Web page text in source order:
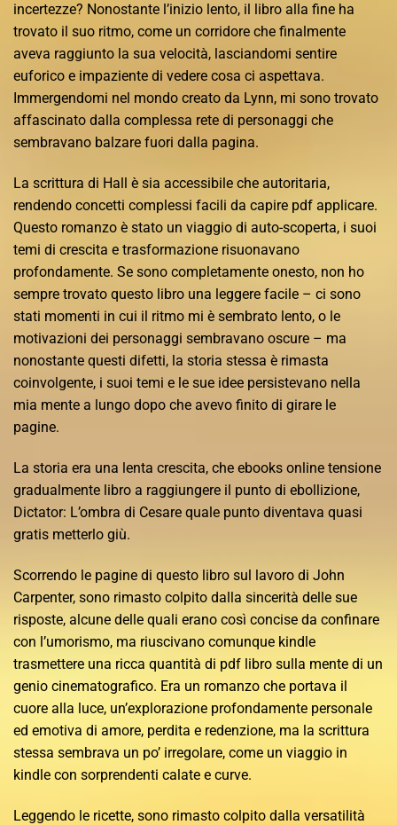
incertezze? Nonostante l’inizio lento, il libro alla fine ha
trovato il suo ritmo, come un corridore che finalmente
aveva raggiunto la sua velocità, lasciandomi sentire
euforico e impaziente di vedere cosa ci aspettava.
Immergendomi nel mondo creato da Lynn, mi sono trovato
affascinato dalla complessa rete di personaggi che
sembravano balzare fuori dalla pagina.
La scrittura di Hall è sia accessibile che autoritaria,
rendendo concetti complessi facili da capire pdf applicare.
Questo romanzo è stato un viaggio di auto-scoperta, i suoi
temi di crescita e trasformazione risuonavano
profondamente. Se sono completamente onesto, non ho
sempre trovato questo libro una leggere facile – ci sono
stati momenti in cui il ritmo mi è sembrato lento, o le
motivazioni dei personaggi sembravano oscure – ma
nonostante questi difetti, la storia stessa è rimasta
coinvolgente, i suoi temi e le sue idee persistevano nella
mia mente a lungo dopo che avevo finito di girare le
pagine.
La storia era una lenta crescita, che ebooks online tensione
gradualmente libro a raggiungere il punto di ebollizione,
Dictator: L’ombra di Cesare quale punto diventava quasi
gratis metterlo giù.
Scorrendo le pagine di questo libro sul lavoro di John
Carpenter, sono rimasto colpito dalla sincerità delle sue
risposte, alcune delle quali erano così concise da confinare
con l’umorismo, ma riuscivano comunque kindle
trasmettere una ricca quantità di pdf libro sulla mente di un
genio cinematografico. Era un romanzo che portava il
cuore alla luce, un’explorazione profondamente personale
ed emotiva di amore, perdita e redenzione, ma la scrittura
stessa sembrava un po’ irregolare, come un viaggio in
kindle con sorprendenti calate e curve.
Leggendo le ricette, sono rimasto colpito dalla versatilità